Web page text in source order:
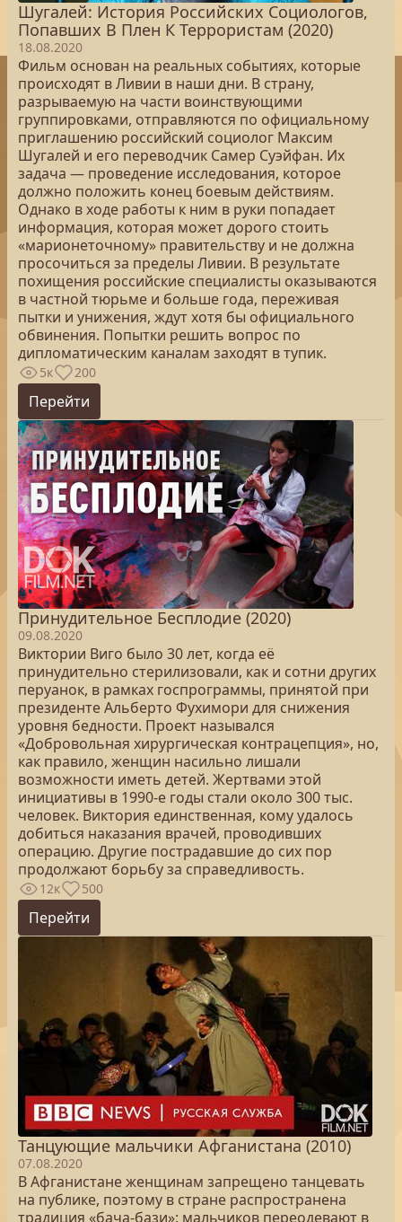
Шугалей: История Российских Социологов,
Попавших В Плен К Террористам (2020)
18.08.2020
Фильм основан на реальных событиях, которые
происходят в Ливии в наши дни. В страну,
разрываемую на части воинствующими
группировками, отправляются по официальному
приглашению российский социолог Максим
Шугалей и его переводчик Самер Суэйфан. Их
задача — проведение исследования, которое
должно положить конец боевым действиям.
Однако в ходе работы к ним в руки попадает
информация, которая может дорого стоить
«марионеточному» правительству и не должна
просочиться за пределы Ливии. В результате
похищения российские специалисты оказываются
в частной тюрьме и больше года, переживая
пытки и унижения, ждут хотя бы официального
обвинения. Попытки решить вопрос по
дипломатическим каналам заходят в тупик.
5к 200
Перейти
Принудительное Бесплодие (2020)
09.08.2020
Виктории Виго было 30 лет, когда её
принудительно стерилизовали, как и сотни других
перуанок, в рамках госпрограммы, принятой при
президенте Альберто Фухимори для снижения
уровня бедности. Проект назывался
«Добровольная хирургическая контрацепция», но,
как правило, женщин насильно лишали
возможности иметь детей. Жертвами этой
инициативы в 1990-е годы стали около 300 тыс.
человек. Виктория единственная, кому удалось
добиться наказания врачей, проводивших
операцию. Другие пострадавшие до сих пор
продолжают борьбу за справедливость.
12к 500
Перейти
Танцующие мальчики Афганистана (2010)
07.08.2020
В Афганистане женщинам запрещено танцевать
на публике, поэтому в стране распространена
традиция «бача-бази»: мальчиков переодевают в